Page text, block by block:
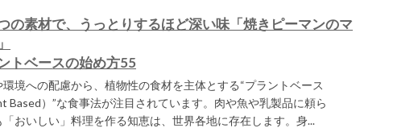
の素材で、うっとりするほど深い味「焼きピーマンのマ
トベースの始め方55
環境への配慮から、植物性の食材を主体とする“プラントベース
Based）”な食事法が注目されています。肉や魚や乳製品に頼ら
「おいしい」料理を作る知恵は、世界各地に存在します。身...